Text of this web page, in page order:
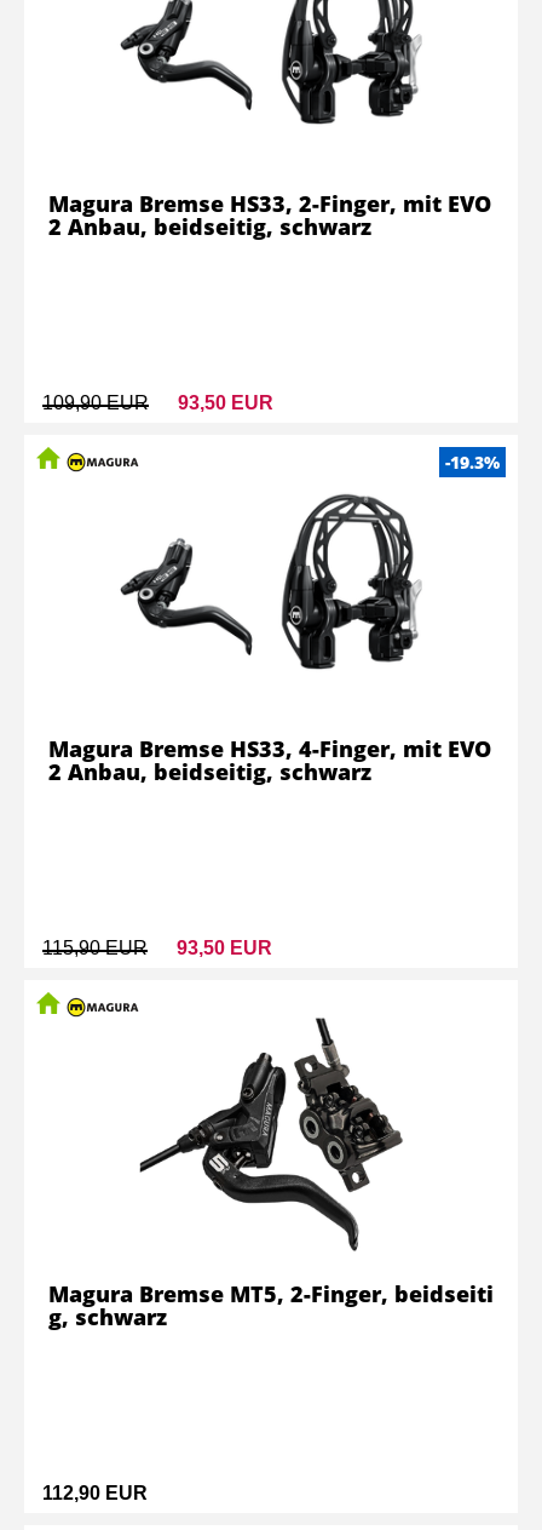
109,90 EUR 93,50 EUR
Magura Bremse HS33, 2-Finger, mit EVO
2 Anbau, beidseitig, schwarz
-19.3%
115,90 EUR 93,50 EUR
Magura Bremse HS33, 4-Finger, mit EVO
2 Anbau, beidseitig, schwarz
112,90 EUR
Magura Bremse MT5, 2-Finger, beidseiti
g, schwarz